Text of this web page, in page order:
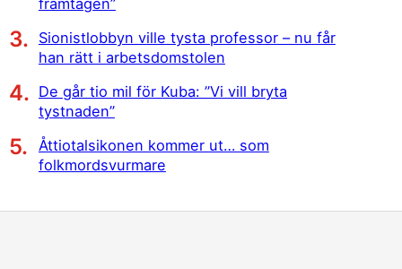
framtagen”
Sionistlobbyn ville tysta professor – nu får
han rätt i arbetsdomstolen
De går tio mil för Kuba: ”Vi vill bryta
tystnaden”
Åttiotalsikonen kommer ut… som
folkmordsvurmare